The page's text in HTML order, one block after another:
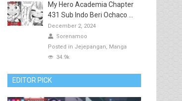
My Hero Academia Chapter
431 Sub Indo Beri Ochaco ...
December 2, 2024
Sorenamoo
Posted in Jejepangan
Manga
34.9k
EDITOR PICK